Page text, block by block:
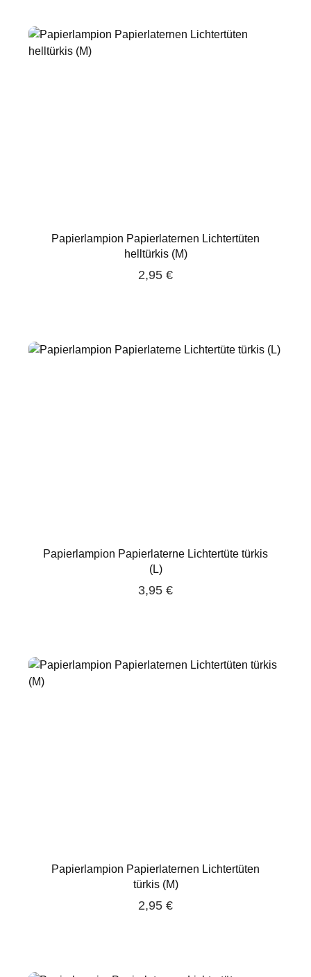
Papierlampion Papierlaternen Lichtertüten
helltürkis (M)
2,95 €
Papierlampion Papierlaterne Lichtertüte türkis
(L)
3,95 €
Papierlampion Papierlaternen Lichtertüten
türkis (M)
2,95 €